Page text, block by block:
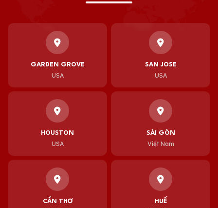
GARDEN GROVE
USA
SAN JOSE
USA
HOUSTON
USA
SÀI GÒN
Việt Nam
CẦN THƠ HUẾ